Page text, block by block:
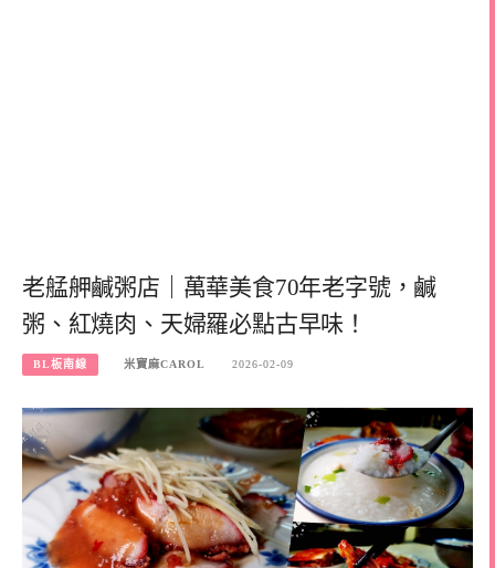
老艋舺鹹粥店｜萬華美食70年老字號，鹹
粥、紅燒肉、天婦羅必點古早味！
BL板南線 米寶麻CAROL 2026-02-09